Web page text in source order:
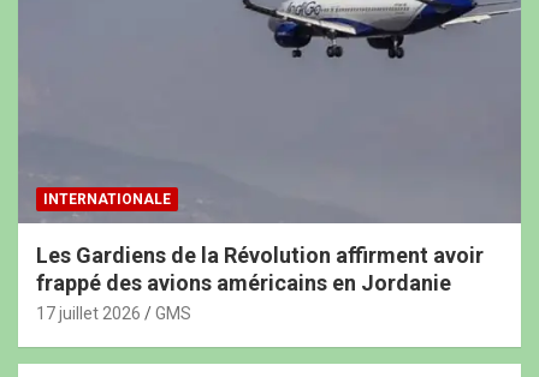
INTERNATIONALE
Les Gardiens de la Révolution affirment avoir
frappé des avions américains en Jordanie
17 juillet 2026 GMS